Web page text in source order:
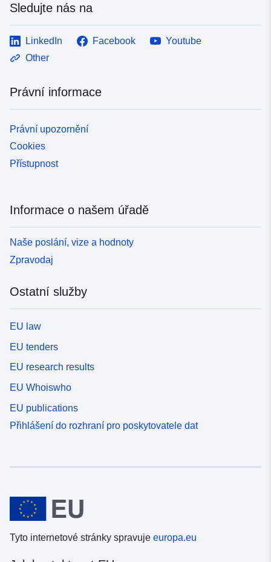
Sledujte nás na
LinkedIn Facebook
Youtube
Other
Právní informace
Právní upozornění
Cookies
Přístupnost
Informace o našem úřadě
Naše poslání, vize a hodnoty
Zpravodaj
Ostatní služby
EU law
EU tenders
EU research results
EU Whoiswho
EU publications
Přihlášení do rozhraní pro poskytovatele dat
Tyto internetové stránky spravuje europa.eu